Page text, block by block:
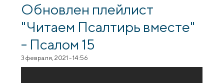
Обновлен плейлист
"Читаем Псалтирь вместе"
- Псалом 15
3 февраля, 2021 - 14:56